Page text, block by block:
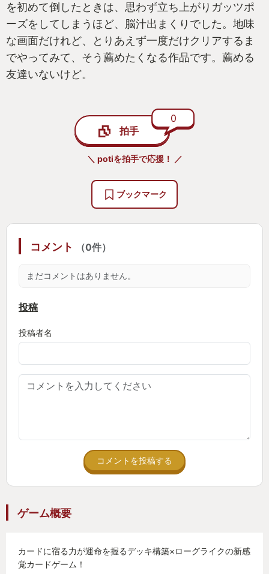
を初めて倒したときは、思わず立ち上がりガッツポ
ーズをしてしまうほど、脳汁出まくりでした。地味
な画面だけれど、とりあえず一度だけクリアするま
でやってみて、そう薦めたくなる作品です。薦める
友達いないけど。
拍手
0
＼ potiを拍手で応援！ ／
ブックマーク
コメント （0件）
まだコメントはありません。
投稿
投稿者名
コメントを投稿する
ゲーム概要
カードに宿る力が運命を握るデッキ構築×ローグライクの新感
覚カードゲーム！